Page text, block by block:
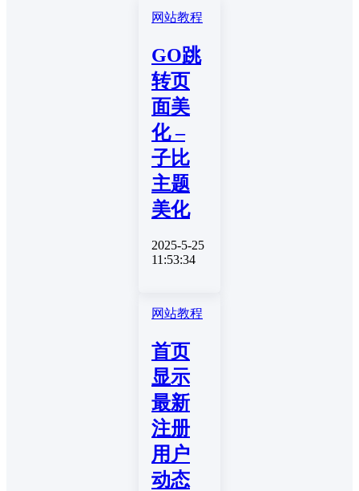
网站教程
GO跳
转页
面美
化 –
子比
主题
美化
2025-5-25
11:53:34
网站教程
首页
显示
最新
注册
用户
动态